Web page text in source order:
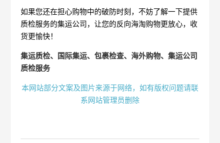
如果您还在担心购物中的破防时刻，不妨了解一下提供
质检服务的集运公司，让您的反向海淘购物更放心，收
货更愉快！
集运质检、国际集运、包裹检查、海外购物、集运公司
质检服务
本网站部分文案及图片来源于网络，如有版权问题请联
系网站管理员删除